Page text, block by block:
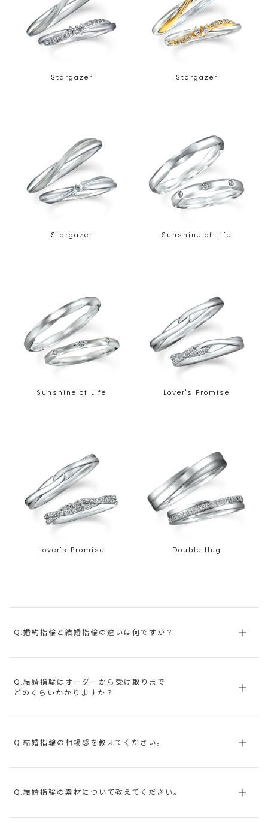
Stargazer Stargazer
Stargazer Sunshine of Life
Sunshine of Life Lover's Promise
Lover's Promise Double Hug
Q.婚約指輪と結婚指輪の違いは何ですか？
Q.結婚指輪はオーダーから受け取りまで
どのくらいかかりますか？
Q.結婚指輪の相場感を教えてください。
Q.結婚指輪の素材について教えてください。